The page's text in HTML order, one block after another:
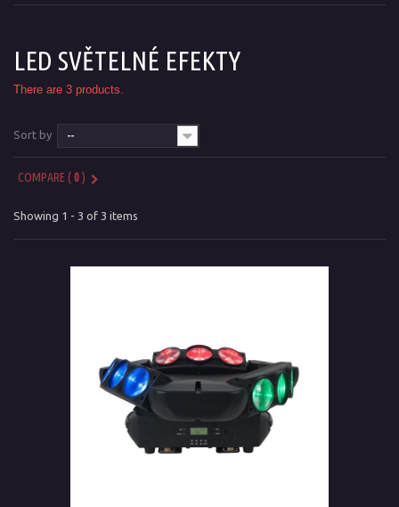
LED SVĚTELNÉ EFEKTY
There are 3 products.
Sort by --
COMPARE (0)
Showing 1 - 3 of 3 items